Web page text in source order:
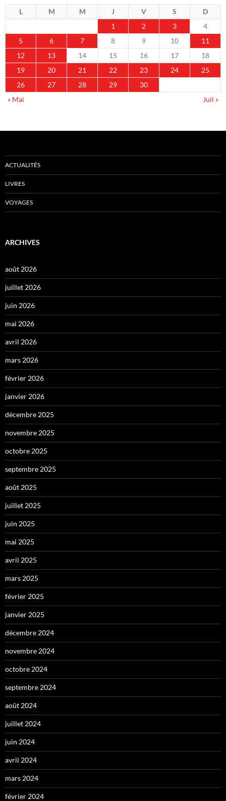
L M M J V S
D
1
2 3
4
5
6 7 8 9 10
11
12
13 14 15 16 17
18
19
20 21 22 23 24
25
26
27 28 29
30
« Mai
Juil »
ACTUALITÉS
LIVRES
VOYAGES
ARCHIVES
août 2026
juillet 2026
juin 2026
mai 2026
avril 2026
mars 2026
février 2026
janvier 2026
décembre 2025
novembre 2025
octobre 2025
septembre 2025
août 2025
juillet 2025
juin 2025
mai 2025
avril 2025
mars 2025
février 2025
janvier 2025
décembre 2024
novembre 2024
octobre 2024
septembre 2024
août 2024
juillet 2024
juin 2024
avril 2024
mars 2024
février 2024